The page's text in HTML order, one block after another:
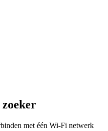
met één Wi-Fi netwerk